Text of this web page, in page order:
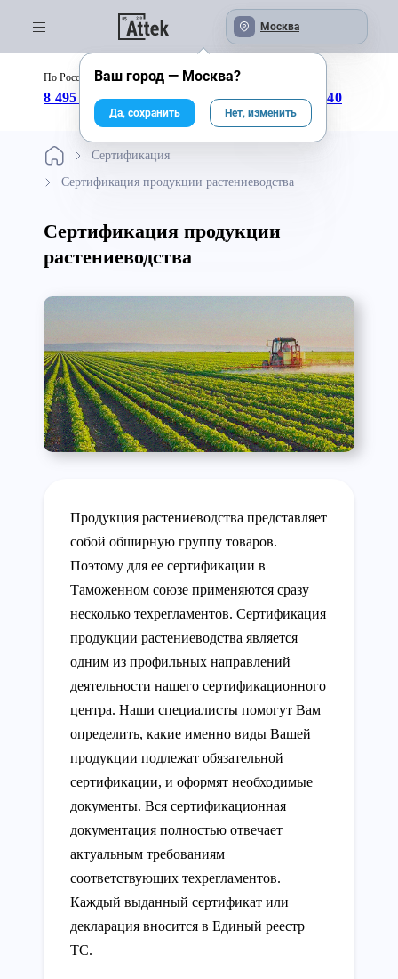
Москва
По России бесплатно:
8 495 246-04-43 8 800 333-25-40
Сертификация
Сертификация продукции растениеводства
Сертификация продукции
растениеводства
Продукция растениеводства представляет
собой обширную группу товаров.
Поэтому для ее сертификации в
Таможенном союзе применяются сразу
несколько техрегламентов. Сертификация
продукции растениеводства является
одним из профильных направлений
деятельности нашего сертификационного
центра. Наши специалисты помогут Вам
определить, какие именно виды Вашей
продукции подлежат обязательной
сертификации, и оформят необходимые
документы. Вся сертификационная
документация полностью отвечает
актуальным требованиям
соответствующих техрегламентов.
Каждый выданный сертификат или
декларация вносится в Единый реестр
ТС.
Ваш город — Москва?
Да, сохранить Нет, изменить